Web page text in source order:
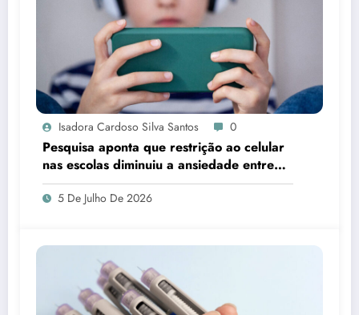
Isadora Cardoso Silva Santos 0
Pesquisa aponta que restrição ao celular
nas escolas diminuiu a ansiedade entre
estudantes
5 De Julho De 2026